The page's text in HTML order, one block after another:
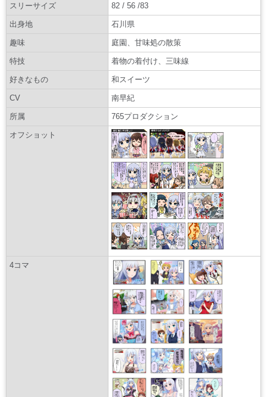
スリーサイズ 82 / 56 /83
出身地 石川県
趣味 庭園、甘味処の散策
特技 着物の着付け、三味線
好きなもの 和スイーツ
CV 南早紀
所属 765プロダクション
オフショット
4コマ